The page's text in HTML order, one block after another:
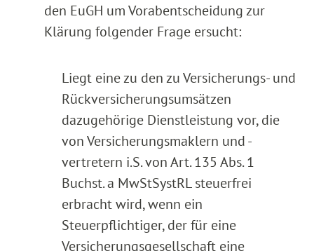
den EuGH um Vorabentscheidung zur
Klärung folgender Frage ersucht:
Liegt eine zu den zu Versicherungs- und
Rückversicherungsumsätzen
dazugehörige Dienstleistung vor, die
von Versicherungsmaklern und -
vertretern i.S. von Art. 135 Abs. 1
Buchst. a MwStSystRL steuerfrei
erbracht wird, wenn ein
Steuerpflichtiger, der für eine
Versicherungsgesellschaft eine